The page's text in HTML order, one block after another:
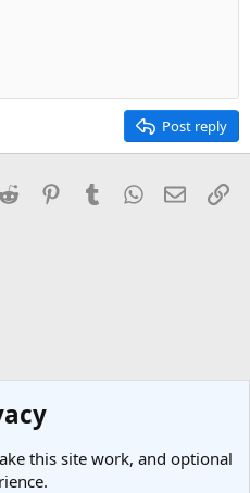
Post reply
Reddit PinterestTumblrWhatsApp
Email
this site work, and optional